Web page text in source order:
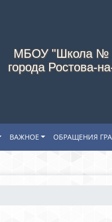
МБОУ "Школа №
города Ростова-
ВАЖНОЕ ОБРАЩЕНИЯ